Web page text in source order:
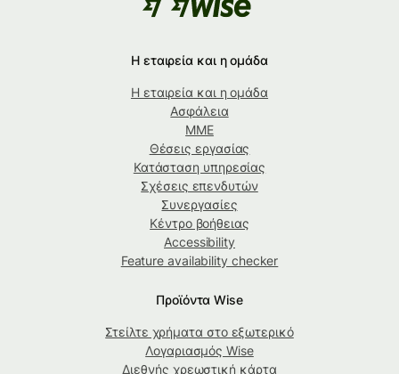
Η εταιρεία και η ομάδα
Η εταιρεία και η ομάδα
Ασφάλεια
ΜΜΕ
Θέσεις εργασίας
Κατάσταση υπηρεσίας
Σχέσεις επενδυτών
Συνεργασίες
Κέντρο βοήθειας
Accessibility
Feature availability checker
Προϊόντα Wise
Στείλτε χρήματα στο εξωτερικό
Λογαριασμός Wise
Διεθνής χρεωστική κάρτα